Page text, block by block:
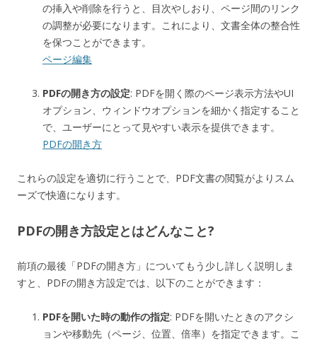
の挿入や削除を行うと、目次やしおり、ページ間のリンク
の調整が必要になります。これにより、文書全体の整合性
を保つことができます。
ページ編集
PDFの開き方の設定: PDFを開く際のページ表示方法やUI
オプション、ウィンドウオプションを細かく指定すること
で、ユーザーにとって見やすい表示を提供できます。
PDFの開き方
これらの設定を適切に行うことで、PDF文書の閲覧がよりスム
ーズで快適になります。
PDFの開き方設定とはどんなこと?
前項の最後「PDFの開き方」についてもう少し詳しく説明しま
すと、PDFの開き方設定では、以下のことができます：
PDFを開いた時の動作の指定: PDFを開いたときのアクシ
ョンや移動先（ページ、位置、倍率）を指定できます。こ